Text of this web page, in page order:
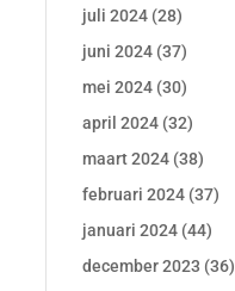
juli 2024 (28)
juni 2024 (37)
mei 2024 (30)
april 2024 (32)
maart 2024 (38)
februari 2024 (37)
januari 2024 (44)
december 2023 (36)